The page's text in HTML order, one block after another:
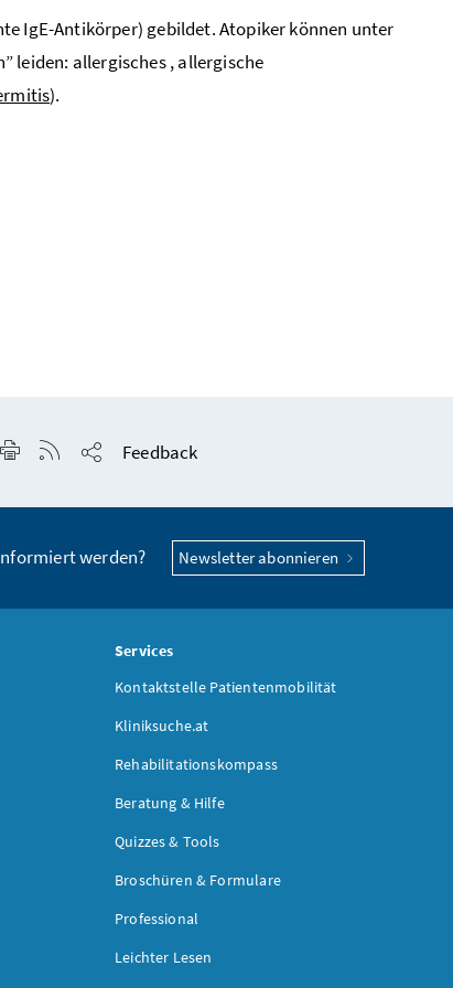
IgE-Antikörper) gebildet. Atopiker können unter
leiden: allergisches , allergische
).
Seite drucken
RSS-Feed anzeigen
Feedback
werden? Newsletter abonnieren
Services
Kontaktstelle Patientenmobilität
Kliniksuche.at
Rehabilitationskompass
Beratung & Hilfe
Quizzes & Tools
Broschüren & Formulare
Professional
Leichter Lesen